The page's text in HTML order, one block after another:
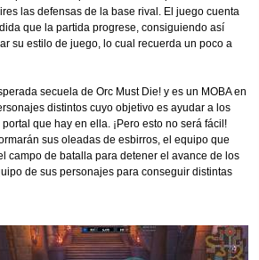
las defensas de la base rival. El juego cuenta
que la partida progrese, consiguiendo así
su estilo de juego, lo cual recuerda un poco a
secuela de Orc Must Die! y es un MOBA en
distintos cuyo objetivo es ayudar a los
que hay en ella. ¡Pero esto no será fácil!
sus oleadas de esbirros, el equipo que
campo de batalla para detener el avance de los
de sus personajes para conseguir distintas